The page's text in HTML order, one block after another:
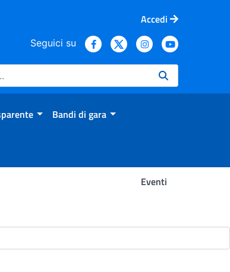
Accedi
Seguici su
Bandi di gara
Eventi